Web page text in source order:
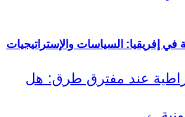
في إفريقيا: السياسات والإستراتيجيات